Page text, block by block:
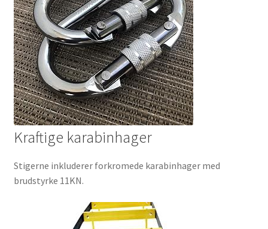
Kraftige karabinhager
Stigerne inkluderer forkromede karabinhager med
brudstyrke 11KN.